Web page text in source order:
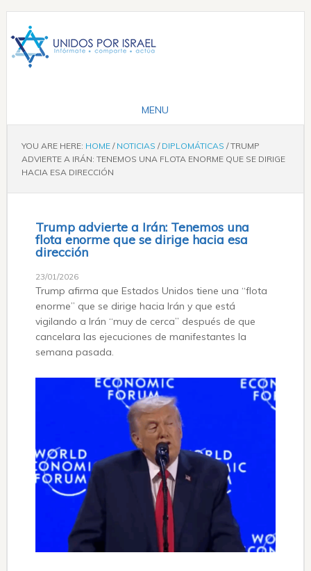
YOU ARE HERE: HOME / NOTICIAS / DIPLOMÁTICAS /TRUMP
ADVIERTE A IRÁN: TENEMOS UNA FLOTA ENORME QUE SE DIRIGE
HACIA ESA DIRECCIÓN
Trump advierte a Irán: Tenemos una
flota enorme que se dirige hacia esa
dirección
23/01/2026
Trump afirma que Estados Unidos tiene una “flota
enorme” que se dirige hacia Irán y que está
vigilando a Irán “muy de cerca” después de que
cancelara las ejecuciones de manifestantes la
semana pasada.